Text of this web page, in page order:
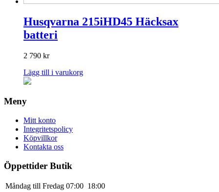
Husqvarna 215iHD45 Häcksax
batteri
2 790 kr
Lägg till i varukorg
Meny
Mitt konto
Integritetspolicy
Köpvillkor
Kontakta oss
Öppettider Butik
Måndag till Fredag 07:00 18:00